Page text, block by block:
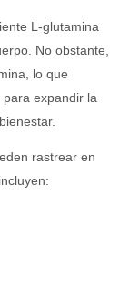
L-glutamina
No obstante,
lo que
expandir la
rastrear en